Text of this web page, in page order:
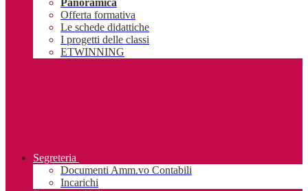
Panoramica
Offerta formativa
Le schede didattiche
I progetti delle classi
ETWINNING
Segreteria
Documenti Amm.vo Contabili
Incarichi